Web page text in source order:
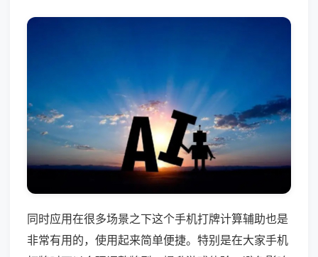
同时应用在很多场景之下这个手机打牌计算辅助也是
非常有用的，使用起来简单便捷。特别是在大家手机